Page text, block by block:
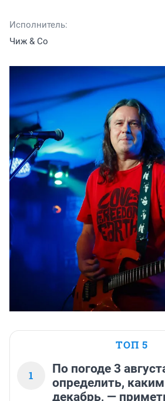
Исполнитель:
Чиж & Co
ТОП 5
1
По погоде 3
определить,
декабрь, —